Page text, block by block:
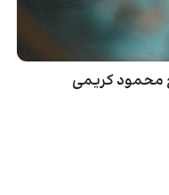
محمود کریمی